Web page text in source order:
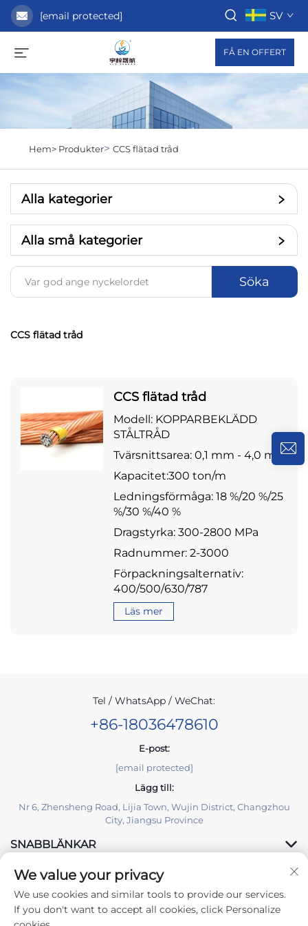
[email protected] SV
FÅ EN OFFERT
Hem> Produkter> CCS flätad tråd
Alla kategorier
Alla små kategorier
Söka
CCS flätad tråd
CCS flätad tråd
Modell: KOPPARBEKLÄDD
STÅLTRÅD
Tvärsnittsarea: 0,1 mm - 4,0 mm
Kapacitet:300 ton/m
Ledningsförmåga: 18 %/20 %/25
%/30 %/40 %
Dragstyrka: 300-2800 MPa
Radnummer: 2-3000
Förpackningsalternativ:
400/500/630/787
Läs mer
Tel / WhatsApp / WeChat:
+86-18036478610
E-post:
[email protected]
Lägg till:
Nr 6, Zhensheng Road, Lijia Town, Wujin District, Changzhou
City, Jiangsu Province
SNABBLÄNKAR
PRODUKTER
We value your privacy
We use cookies and similar tools to provide our services.
If you don't want to accept all cookies, click Personalize